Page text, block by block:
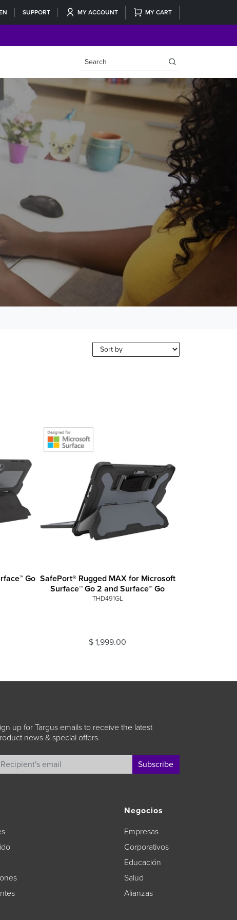
SUPPORT MY ACCOUNT MY CART
×
Go SafePort® Rugged MAX for Microsoft
Surface™ Go 2 and Surface™ Go
THD491GL
$ 1,999.00
up for Targus emails to receive the latest
news & special offers.
Subscribe
Negocios
Empresas
Corporativos
Educación
Salud
Alianzas